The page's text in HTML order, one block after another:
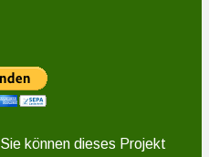
können dieses Projekt